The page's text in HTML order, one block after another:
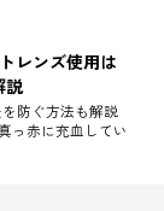
レンズ使用は
説
防ぐ方法も解説
っ赤に充血してい